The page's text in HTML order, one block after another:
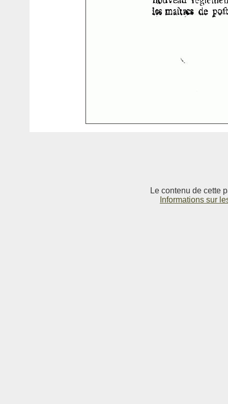
Le contenu de cette
Informations sur